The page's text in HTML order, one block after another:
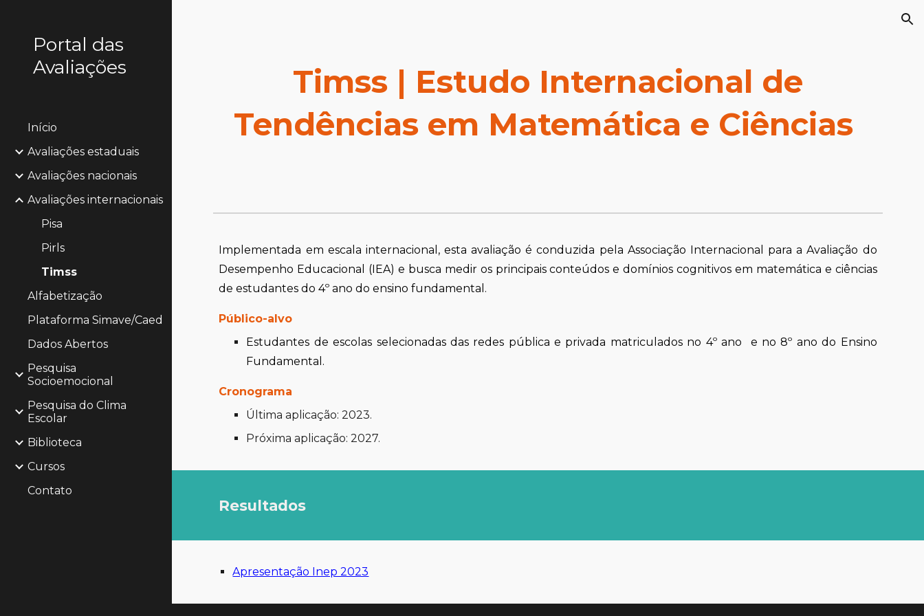
Portal das
Avaliações
Início
Avaliações estaduais
Avaliações nacionais
Avaliações internacionais
Pisa
Pirls
Timss
Alfabetização
Plataforma Simave/Caed
Dados Abertos
Pesquisa
Socioemocional
Pesquisa do Clima
Escolar
Biblioteca
Cursos
Contato
Timss | Estudo Internacional de
Tendências em Matemática e Ciências
Implementada em escala internacional, esta avaliação é conduzida pela Associação Internacional para a Avaliação do
Desempenho Educacional (IEA) e busca medir os principais conteúdos e domínios cognitivos em matemática e ciências
de estudantes do 4º ano do ensino fundamental.
Público-alvo
Estudantes de escolas selecionadas das redes pública e privada matriculados no 4º ano e no 8º ano do Ensino
Fundamental.
Cronograma
Última aplicação: 2023.
Próxima aplicação: 2027.
Resultados
Apresentação Inep 2023